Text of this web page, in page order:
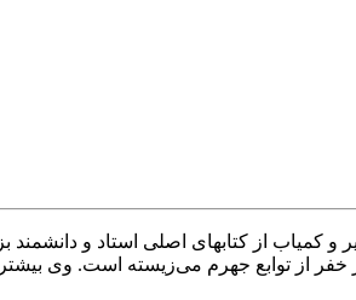
کمیاب از کتابهای اصلی استاد و
خفر از توابع جهرم می‌زیسته است. وی